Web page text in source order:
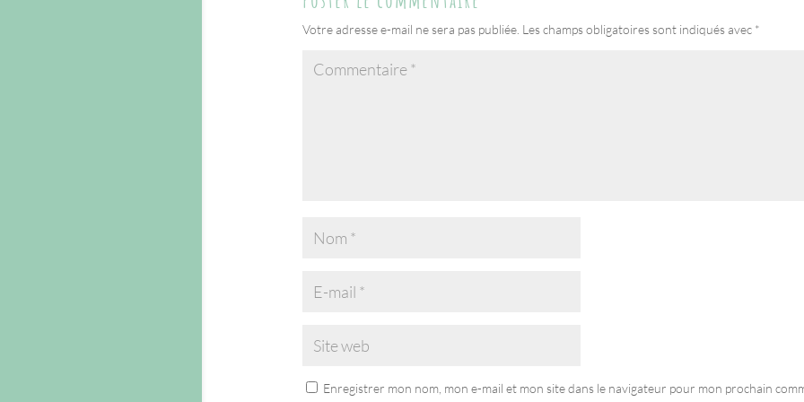
Votre adresse e-mail ne sera pas publiée. Les champs obligatoires sont indiqués avec *
Enregistrer mon nom, mon e-mail et mon site dans le navigateur pour mon prochain